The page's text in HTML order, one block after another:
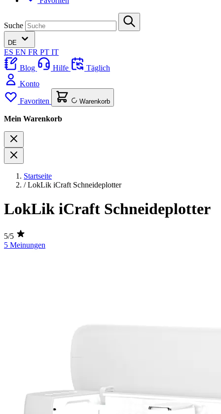
Suche
DE
ES EN FR PT IT
Blog
Hilfe
Täglich
Konto
Favoriten Warenkorb
Mein Warenkorb
Startseite
/ LokLik iCraft Schneideplotter
LokLik iCraft Schneideplotter
5/5
5 Meinungen